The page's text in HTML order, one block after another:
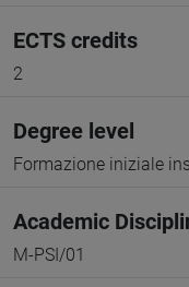
ECTS credits
2
Degree level
Formazione iniziale
Academic
M-PSI/01